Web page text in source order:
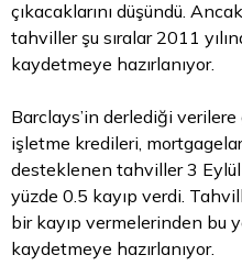
çıkacaklarını düşündü.
tahviller şu sıralar 2011
kaydetmeye hazırlanıyor.
Barclays’in derlediği
işletme kredileri,
desteklenen tahviller 3
yüzde 0.5 kayıp verdi.
bir kayıp vermelerinden bu
kaydetmeye hazırlanıyor.